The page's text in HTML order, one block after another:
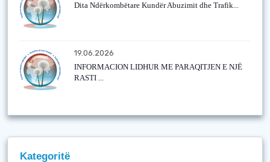
Dita Ndërkombëtare Kundër Abuzimit dhe Trafik...
19.06.2026
INFORMACION LIDHUR ME PARAQITJEN E NJË
RASTI ...
Kategoritë